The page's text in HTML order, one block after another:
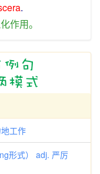
.
作用。
工作
形式） adj. 严厉